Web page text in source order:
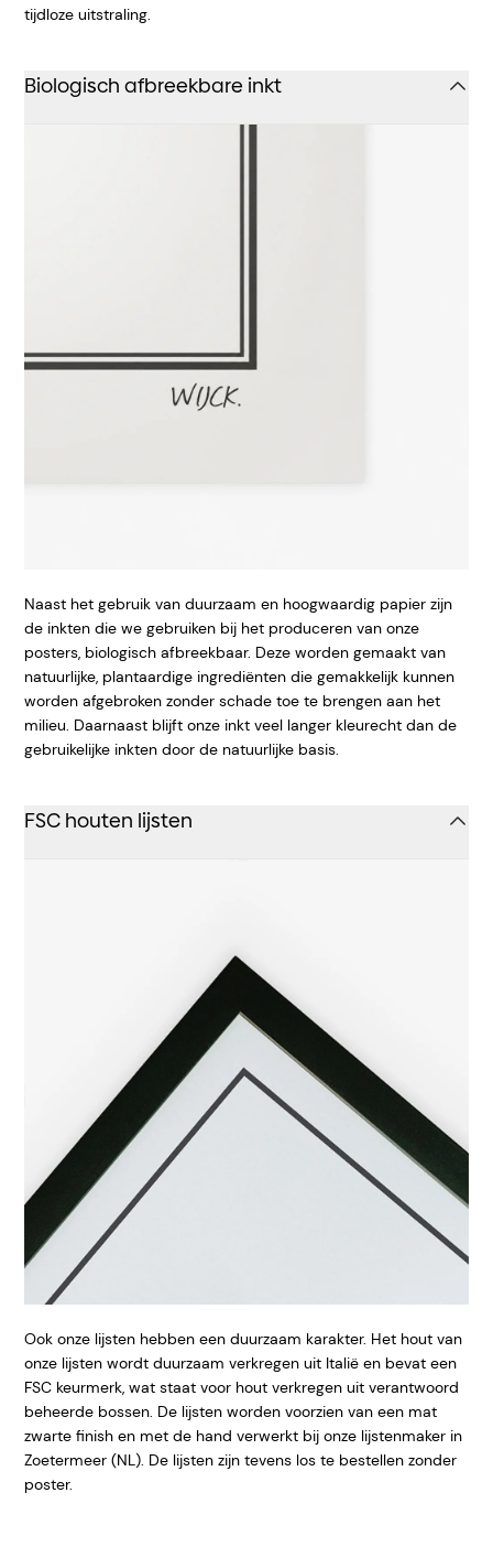
tijdloze uitstraling.
Biologisch afbreekbare inkt
Naast het gebruik van duurzaam en hoogwaardig papier zijn
de inkten die we gebruiken bij het produceren van onze
posters, biologisch afbreekbaar. Deze worden gemaakt van
natuurlijke, plantaardige ingrediënten die gemakkelijk kunnen
worden afgebroken zonder schade toe te brengen aan het
milieu. Daarnaast blijft onze inkt veel langer kleurecht dan de
gebruikelijke inkten door de natuurlijke basis.
FSC houten lijsten
Ook onze lijsten hebben een duurzaam karakter. Het hout van
onze lijsten wordt duurzaam verkregen uit Italië en bevat een
FSC keurmerk, wat staat voor hout verkregen uit verantwoord
beheerde bossen. De lijsten worden voorzien van een mat
zwarte finish en met de hand verwerkt bij onze lijstenmaker in
Zoetermeer (NL). De lijsten zijn tevens los te bestellen zonder
poster.